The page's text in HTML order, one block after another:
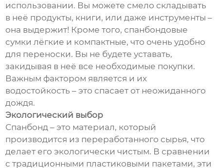
использовании. Вы можете смело складывать
в неё продукты, книги, или даже инструменты –
она выдержит! Кроме того, спанбондовые
сумки лёгкие и компактные, что очень удобно
для переноски. Вы не будете уставать,
закидывая в неё все необходимые покупки.
Важным фактором является и их
водостойкость – это спасает от неожиданного
дождя.
Экологический выбор
Спанбонд – это материал, который
производится из переработанного сырья, что
делает его экологически чистым. В сравнении
с традиционными пластиковыми пакетами, эти